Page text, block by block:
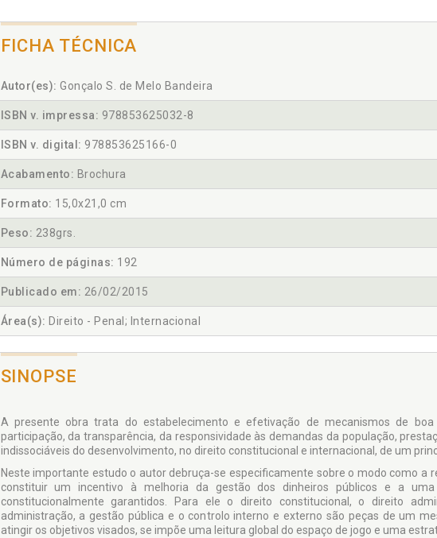
FICHA TÉCNICA
Autor(es): Gonçalo S. de Melo Bandeira
ISBN v. impressa: 978853625032-8
ISBN v. digital: 978853625166-0
Acabamento: Brochura
Formato: 15,0x21,0 cm
Peso: 238grs.
Número de páginas: 192
Publicado em: 26/02/2015
Área(s): Direito - Penal; Internacional
SINOPSE
A presente obra trata do estabelecimento e efetivação de mecanismos de boa
participação, da transparência, da responsividade às demandas da população,
indissociáveis do desenvolvimento, no direito constitucional e internacional, de um
Neste importante estudo o autor debruça-se especificamente sobre o modo como a
constituir um incentivo à melhoria da gestão dos dinheiros públicos e a
constitucionalmente garantidos. Para ele o direito constitucional, o direito
administração, a gestão pública e o controlo interno e externo são peças de um
atingir os objetivos visados, se impõe uma leitura global do espaço de jogo e uma